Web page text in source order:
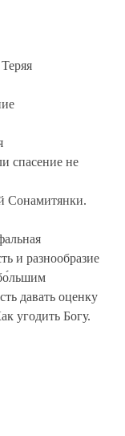
спасение не
Сонамитянки.
и разнообразие
давать оценку
угодить Богу.